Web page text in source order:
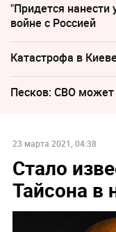
"Придется нанести
войне с Россией
Катастрофа в
Песков: СВО
23 марта 2021, 04:38
Стало
Тайсона в